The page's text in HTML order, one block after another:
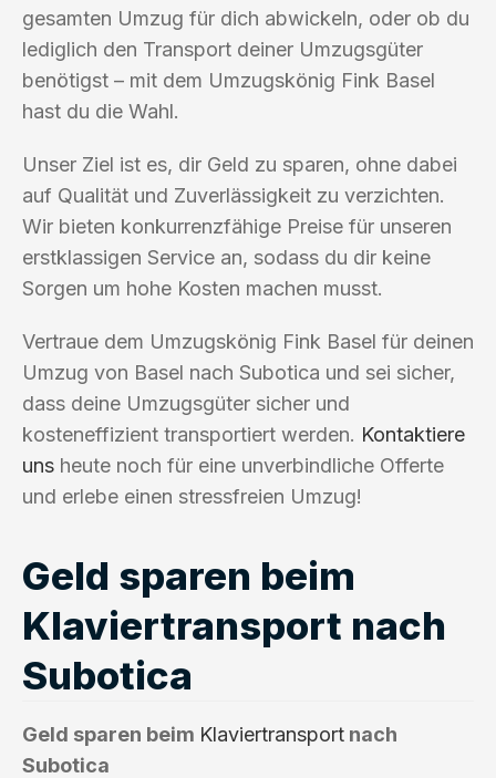
gesamten Umzug für dich abwickeln, oder ob du
lediglich den Transport deiner Umzugsgüter
benötigst – mit dem Umzugskönig Fink Basel
hast du die Wahl.
Unser Ziel ist es, dir Geld zu sparen, ohne dabei
auf Qualität und Zuverlässigkeit zu verzichten.
Wir bieten konkurrenzfähige Preise für unseren
erstklassigen Service an, sodass du dir keine
Sorgen um hohe Kosten machen musst.
Vertraue dem Umzugskönig Fink Basel für deinen
Umzug von Basel nach Subotica und sei sicher,
dass deine Umzugsgüter sicher und
kosteneffizient transportiert werden. Kontaktiere
uns heute noch für eine unverbindliche Offerte
und erlebe einen stressfreien Umzug!
Geld sparen beim
Klaviertransport nach
Subotica
Geld sparen beim Klaviertransport nach
Subotica